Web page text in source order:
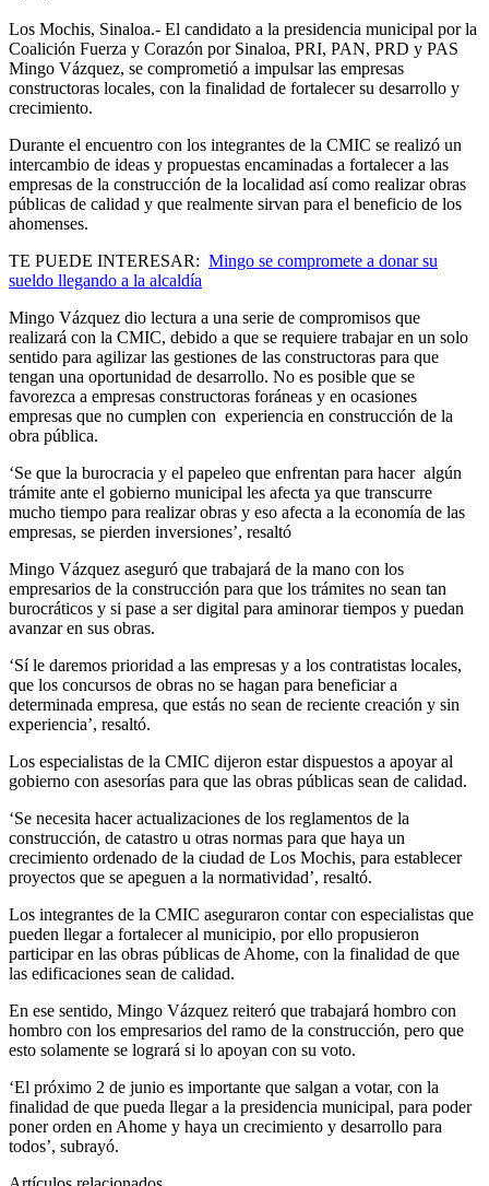
Los Mochis, Sinaloa.- El candidato a la presidencia municipal por la
Coalición Fuerza y Corazón por Sinaloa, PRI, PAN, PRD y PAS
Mingo Vázquez, se comprometió a impulsar las empresas
constructoras locales, con la finalidad de fortalecer su desarrollo y
crecimiento.
Durante el encuentro con los integrantes de la CMIC se realizó un
intercambio de ideas y propuestas encaminadas a fortalecer a las
empresas de la construcción de la localidad así como realizar obras
públicas de calidad y que realmente sirvan para el beneficio de los
ahomenses.
TE PUEDE INTERESAR: Mingo se compromete a donar su
sueldo llegando a la alcaldía
Mingo Vázquez dio lectura a una serie de compromisos que
realizará con la CMIC, debido a que se requiere trabajar en un solo
sentido para agilizar las gestiones de las constructoras para que
tengan una oportunidad de desarrollo. No es posible que se
favorezca a empresas constructoras foráneas y en ocasiones
empresas que no cumplen con experiencia en construcción de la
obra pública.
‘Se que la burocracia y el papeleo que enfrentan para hacer algún
trámite ante el gobierno municipal les afecta ya que transcurre
mucho tiempo para realizar obras y eso afecta a la economía de las
empresas, se pierden inversiones’, resaltó
Mingo Vázquez aseguró que trabajará de la mano con los
empresarios de la construcción para que los trámites no sean tan
burocráticos y si pase a ser digital para aminorar tiempos y puedan
avanzar en sus obras.
‘Sí le daremos prioridad a las empresas y a los contratistas locales,
que los concursos de obras no se hagan para beneficiar a
determinada empresa, que estás no sean de reciente creación y sin
experiencia’, resaltó.
Los especialistas de la CMIC dijeron estar dispuestos a apoyar al
gobierno con asesorías para que las obras públicas sean de calidad.
‘Se necesita hacer actualizaciones de los reglamentos de la
construcción, de catastro u otras normas para que haya un
crecimiento ordenado de la ciudad de Los Mochis, para establecer
proyectos que se apeguen a la normatividad’, resaltó.
Los integrantes de la CMIC aseguraron contar con especialistas que
pueden llegar a fortalecer al municipio, por ello propusieron
participar en las obras públicas de Ahome, con la finalidad de que
las edificaciones sean de calidad.
En ese sentido, Mingo Vázquez reiteró que trabajará hombro con
hombro con los empresarios del ramo de la construcción, pero que
esto solamente se logrará si lo apoyan con su voto.
‘El próximo 2 de junio es importante que salgan a votar, con la
finalidad de que pueda llegar a la presidencia municipal, para poder
poner orden en Ahome y haya un crecimiento y desarrollo para
todos’, subrayó.